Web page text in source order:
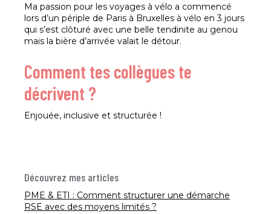
Ma passion pour les voyages à vélo a commencé
lors d’un périple de Paris à Bruxelles à vélo en 3 jours
qui s’est clôturé avec une belle tendinite au genou
mais la bière d’arrivée valait le détour.
Comment tes collègues te
décrivent ?
Enjouée, inclusive et structurée !
Découvrez mes articles
PME & ETI : Comment structurer une démarche
RSE avec des moyens limités ?